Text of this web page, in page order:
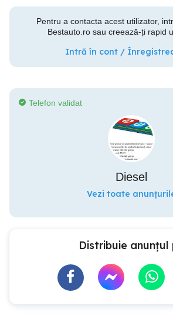
Pentru a contacta acest utilizator,
Bestauto.ro sau creează-ți rapid
Intră în cont /
Telefon validat
Diesel
Vezi toate
Distribuie anunțul